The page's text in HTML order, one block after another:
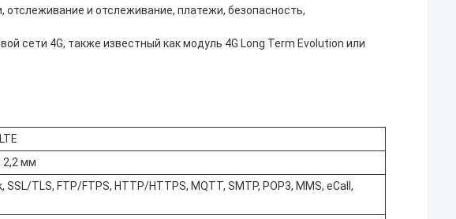
и отслеживание, платежи, безопасность,
сети 4G, также известный как модуль 4G Long Term Evolution или
2,2 мм
SSL/TLS, FTP/FTPS, HTTP/HTTPS, MQTT, SMTP, POP3, MMS, eCall,